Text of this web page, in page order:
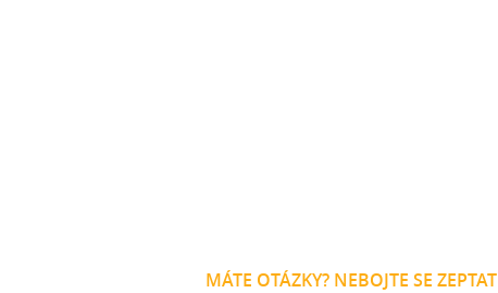
MÁTE OTÁZKY? NEBOJTE SE ZEPTAT